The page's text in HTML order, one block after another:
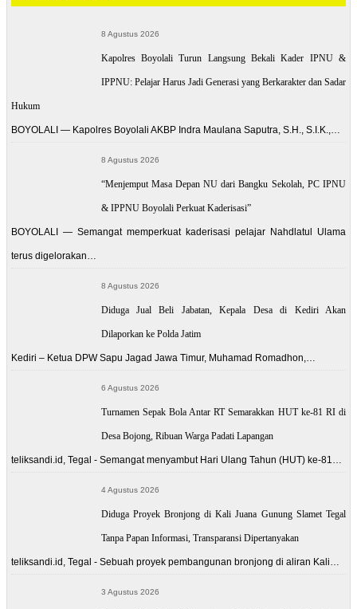
8 Agustus 2026
Kapolres Boyolali Turun Langsung Bekali Kader IPNU &
IPPNU: Pelajar Harus Jadi Generasi yang Berkarakter dan Sadar
Hukum
BOYOLALI — Kapolres Boyolali AKBP Indra Maulana Saputra, S.H., S.I.K.,…
8 Agustus 2026
“Menjemput Masa Depan NU dari Bangku Sekolah, PC IPNU
& IPPNU Boyolali Perkuat Kaderisasi”
BOYOLALI — Semangat memperkuat kaderisasi pelajar Nahdlatul Ulama
terus digelorakan…
8 Agustus 2026
Diduga Jual Beli Jabatan, Kepala Desa di Kediri Akan
Dilaporkan ke Polda Jatim
Kediri – Ketua DPW Sapu Jagad Jawa Timur, Muhamad Romadhon,…
6 Agustus 2026
Turnamen Sepak Bola Antar RT Semarakkan HUT ke-81 RI di
Desa Bojong, Ribuan Warga Padati Lapangan
teliksandi.id, Tegal - Semangat menyambut Hari Ulang Tahun (HUT) ke-81…
4 Agustus 2026
Diduga Proyek Bronjong di Kali Juana Gunung Slamet Tegal
Tanpa Papan Informasi, Transparansi Dipertanyakan
teliksandi.id, Tegal - Sebuah proyek pembangunan bronjong di aliran Kali…
3 Agustus 2026